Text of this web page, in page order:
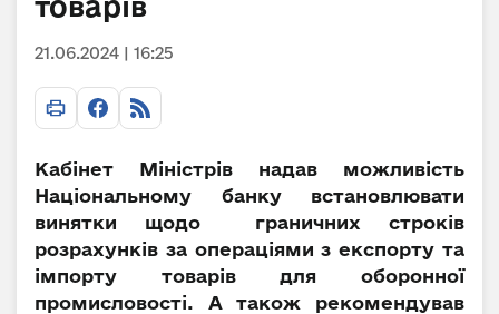
21.06.2024 | 16:25
Кабінет Міністрів надав можливість
Національному банку встановлювати
винятки щодо граничних строків
розрахунків за операціями з експорту та
імпорту товарів для оборонної
промисловості. А також рекомендував